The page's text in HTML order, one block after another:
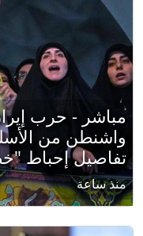
مباشر - حرب
واشنطن من
تفاصيل إحباط
منذ ساعة